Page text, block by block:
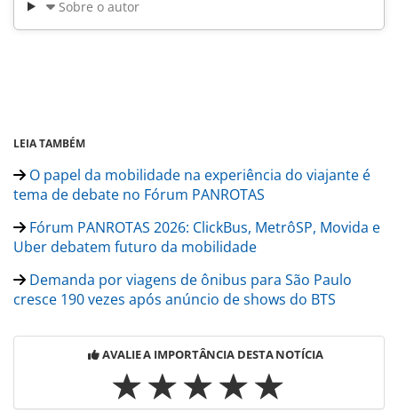
Sobre o autor
LEIA TAMBÉM
O papel da mobilidade na experiência do viajante é
tema de debate no Fórum PANROTAS
Fórum PANROTAS 2026: ClickBus, MetrôSP, Movida e
Uber debatem futuro da mobilidade
Demanda por viagens de ônibus para São Paulo
cresce 190 vezes após anúncio de shows do BTS
AVALIE A IMPORTÂNCIA DESTA NOTÍCIA